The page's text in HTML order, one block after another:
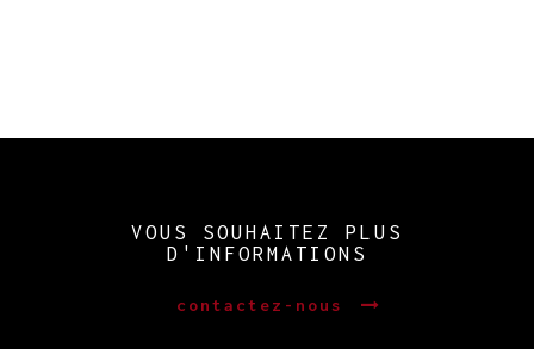
VOUS SOUHAITEZ PLUS
D'INFORMATIONS
contactez-nous